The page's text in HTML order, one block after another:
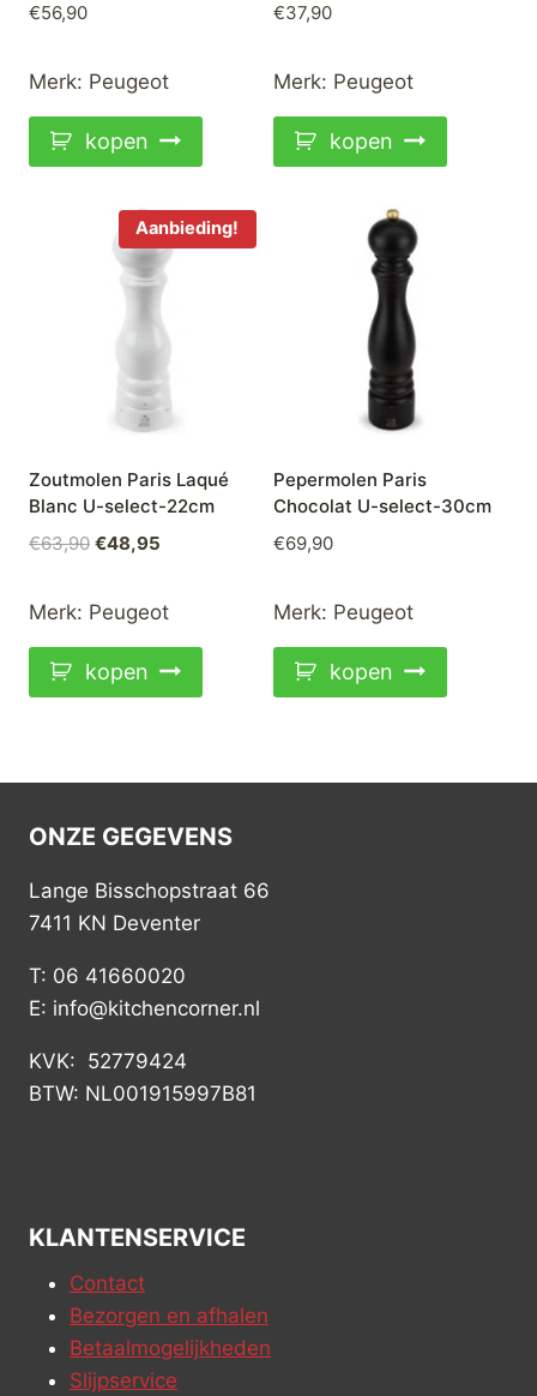
€56,90
Merk: Peugeot
kopen
€37,90
Merk: Peugeot
kopen
Aanbieding!
Zoutmolen Paris Laqué
Blanc U-select-22cm
€63,90 Oorspronkelijke
was:
€63,90.
€48,95
is:
Merk: Peugeot
kopen
Pepermolen Paris
Chocolat U-select-30cm
€69,90
Merk: Peugeot
kopen
ONZE GEGEVENS
Lange Bisschopstraat 66
7411 KN Deventer
T: 06 41660020
E: info@kitchencorner.nl
KVK: 52779424
BTW: NL001915997B81
KLANTENSERVICE
Contact
Bezorgen en afhalen
Betaalmogelijkheden
Slijpservice